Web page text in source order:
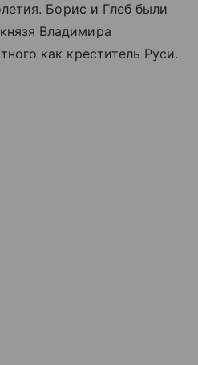
Борис и Глеб были
Владимира
как креститель Руси.